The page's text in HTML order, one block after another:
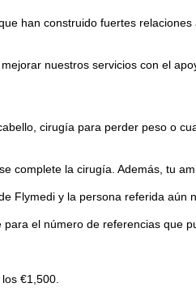
han construido fuertes
nuestros servicios con el
cirugía para perder peso o
complete la cirugía. Además, tu
Flymedi y la persona referida aún
el número de referencias que
€1,500.